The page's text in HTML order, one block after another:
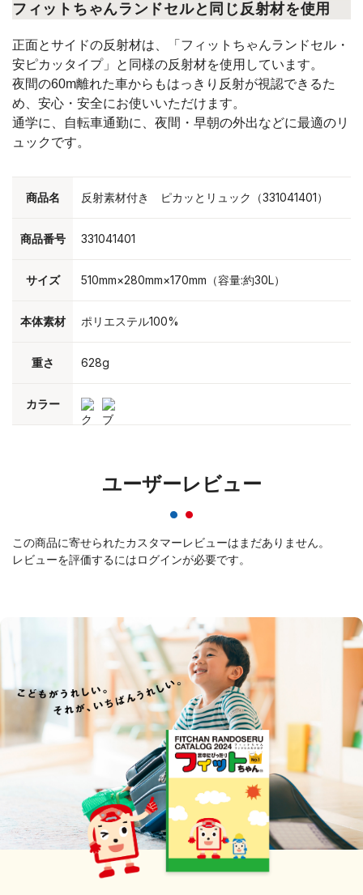
フィットちゃんランドセルと同じ反射材を使用
正面とサイドの反射材は、「フィットちゃんランドセル・
安ピカッタイプ」と同様の反射材を使用しています。
夜間の60m離れた車からもはっきり反射が視認できるた
め、安心・安全にお使いいただけます。
通学に、自転車通勤に、夜間・早朝の外出などに最適のリ
ュックです。
商品名 反射素材付き ピカッとリュック（331041401）
商品番号 331041401
サイズ 510mm×280mm×170mm（容量:約30L）
本体素材 ポリエステル100%
重さ 628g
カラー
ユーザーレビュー
この商品に寄せられたカスタマーレビューはまだありません。
レビューを評価するにはログインが必要です。